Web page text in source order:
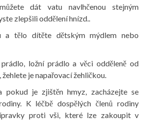
dát vatu navlhčenou stejným
zlepšili oddělení hnízd..
a tělo dítěte dětským mýdlem nebo
ložní prádlo a věci odděleně od
je napařovací žehličkou.
pokud je zjištěn hmyz, zacházejte se
K léčbě dospělých členů rodiny
proti vši, které lze zakoupit v